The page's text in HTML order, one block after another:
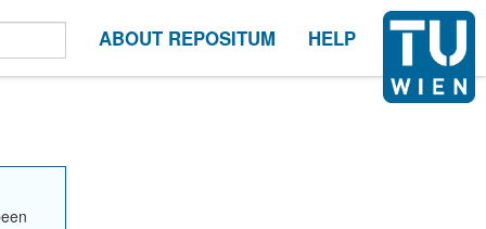
ABOUT REPOSITUM HELP